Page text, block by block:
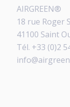
AIRGREEN®
18 rue Roger
41100 Saint
Tél. +33 (0)2